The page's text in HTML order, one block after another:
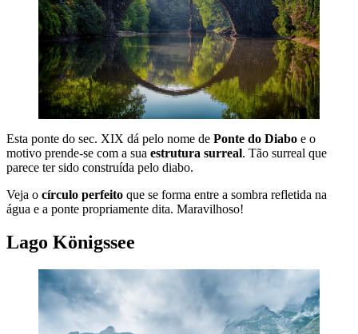
Esta ponte do sec. XIX dá pelo nome de Ponte do Diabo e o
motivo prende-se com a sua estrutura surreal. Tão surreal que
parece ter sido construída pelo diabo.
Veja o círculo perfeito que se forma entre a sombra refletida na
água e a ponte propriamente dita. Maravilhoso!
Lago Königssee